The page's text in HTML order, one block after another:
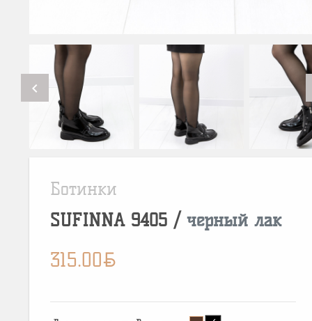
chevron_left
Ботинки
SUFINNA 9405 / черный лак
315.00BYN